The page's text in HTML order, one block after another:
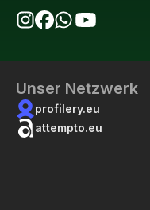
Unser Netzwerk
profilery.eu
attempto.eu